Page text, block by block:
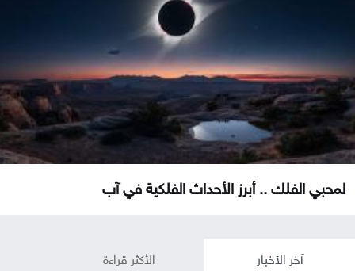
لمحبي الفلك .. أبرز الأحداث الفلكية في آب
آخر الأخبار الأكثر قراءة